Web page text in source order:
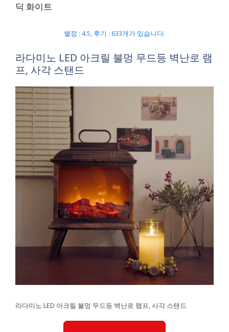
딕 화이트
별점 : 4.5, 후기 : 633개가 있습니다.
라다미노 LED 아크릴 불멍 무드등 벽난로 램
프, 사각 스탠드
라다미노 LED 아크릴 불멍 무드등 벽난로 램프, 사각 스탠드